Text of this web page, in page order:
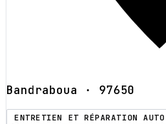
Bandraboua · 97650
ENTRETIEN ET RÉPARATION AUTO